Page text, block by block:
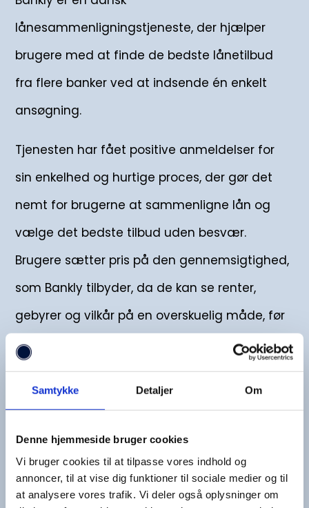
Samtykke Detaljer Om
Denne hjemmeside bruger cookies
Vi bruger cookies til at tilpasse vores indhold og
annoncer, til at vise dig funktioner til sociale medier og til
at analysere vores trafik. Vi deler også oplysninger om
lånesammenligningstjeneste, der hjælper
brugere med at finde de bedste lånetilbud
fra flere banker ved at indsende én enkelt
ansøgning.
Tjenesten har fået positive anmeldelser for
sin enkelhed og hurtige proces, der gør det
nemt for brugerne at sammenligne lån og
vælge det bedste tilbud uden besvær.
Brugere sætter pris på den gennemsigtighed,
som Bankly tilbyder, da de kan se renter,
gebyrer og vilkår på en overskuelig måde, før
de vælger et lån.
En af de største fordele ved Bankly er, at det
er gratis at bruge, og at ansøgningen ikke er
bindende. Desuden modtager brugerne ofte
lånetilbud inden for få minutter, hvilket gør
det til en hurtig og effektiv måde at